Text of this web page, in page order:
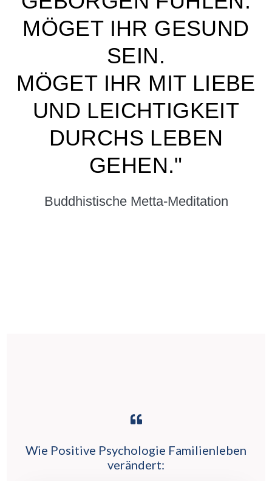
MÖGET IHR GESUND
SEIN.
MÖGET IHR MIT LIEBE
UND LEICHTIGKEIT
DURCHS LEBEN
GEHEN."
Buddhistische Metta-Meditation
Wie Positive Psychologie Familienleben
verändert: